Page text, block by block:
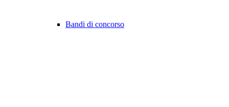
Bandi di concorso